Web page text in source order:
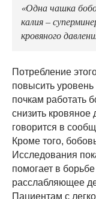
«Одна чашка
калия –
кровяного
Потребление
повысить
почкам работать
снизить кровяное
говорится в
Кроме того,
Исследования
помогает в
расслабляющее
Пациентам с